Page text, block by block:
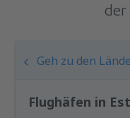
der
Geh zu den
Flughäfen in